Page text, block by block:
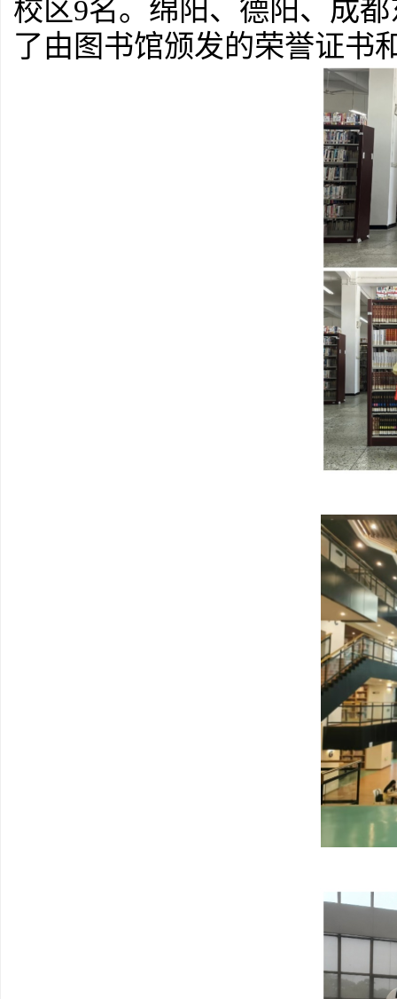
校区9名。绵阳、 德阳、成都
了由图书馆颁发的荣誉证书